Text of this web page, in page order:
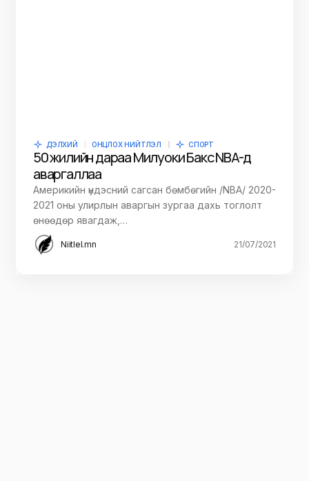
ДЭЛХИЙ ОНЦЛОХ НИЙТЛЭЛ СПОРТ
50 жилийн дараа Милуоки Бакс NBA-д
аваргаллаа
Америкийн үндэсний сагсан бөмбөгийн /NBA/ 2020-
2021 оны улирлын аваргын зургаа дахь тоглолт
өнөөдөр явагдаж,…
Niitlel.mn 21/07/2021